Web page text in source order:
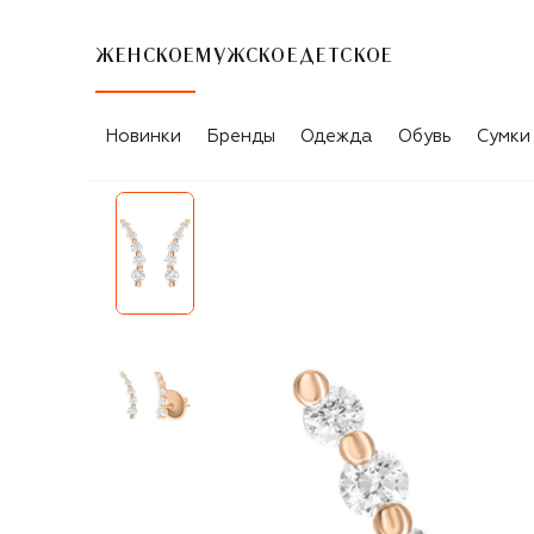
ЖЕНСКОЕ МУЖСКОЕ ДЕТСКОЕ
Новинки Бренды Одежда Обувь Сумки